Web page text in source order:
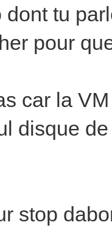
tu
pour
car la
disque
stop